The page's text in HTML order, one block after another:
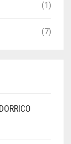
(1)
(7)